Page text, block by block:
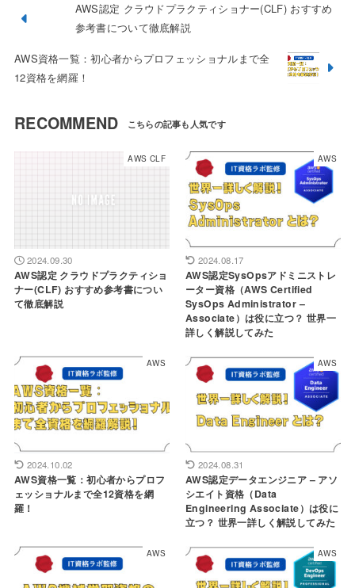
AWS認定 クラウドプラクティショナー(CLF) おすすめ
参考書について徹底解説
AWS資格一覧：初心者からプロフェッショナルまで全
12資格を網羅！
RECOMMEND
AWS CLF
2024.09.30
AWS認定 クラウドプラクティショ
ナー(CLF) おすすめ参考書につい
て徹底解説
AWS
2024.08.17
AWS認定SysOpsアドミニストレ
ーター資格（AWS Certified
SysOps Administrator –
Associate）は役に立つ？ 世界一
詳しく解説してみた
AWS
2024.10.02
AWS資格一覧：初心者からプロフ
ェッショナルまで全12資格を網
羅！
AWS
2024.08.31
AWS認定データエンジニア – アソ
シエイト資格（Data
Engineering Associate）は役に
立つ？ 世界一詳しく解説してみた
AWS AWS